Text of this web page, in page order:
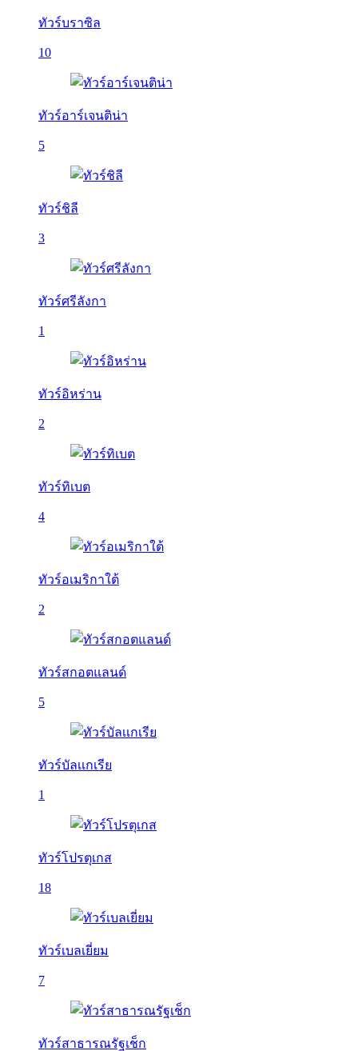
ทัวร์บราซิล
10
ทัวร์อาร์เจนติน่า
5
ทัวร์ชิลี
3
ทัวร์ศรีลังกา
1
ทัวร์อิหร่าน
2
ทัวร์ทิเบต
4
ทัวร์อเมริกาใต้
2
ทัวร์สกอตแลนด์
5
ทัวร์บัลเเกเรีย
1
ทัวร์โปรตุเกส
18
ทัวร์เบลเยี่ยม
7
ทัวร์สาธารณรัฐเช็ก